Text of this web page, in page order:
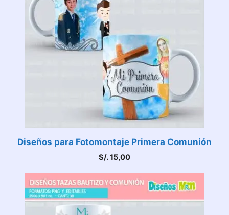
Diseños para Fotomontaje Primera Comunión
S/.15,00